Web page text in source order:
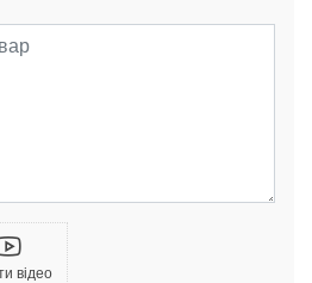
відео